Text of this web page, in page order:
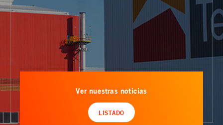
Ver nuestras noticias
LISTADO